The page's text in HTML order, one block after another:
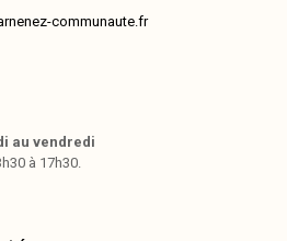
communaute.fr
au vendredi
à 17h30.